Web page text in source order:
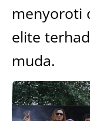
menyoroti
elite
muda.